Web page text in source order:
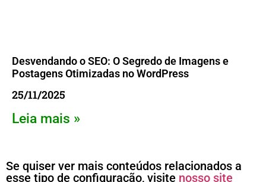
Desvendando o SEO: O Segredo de Imagens e
Postagens Otimizadas no WordPress
25/11/2025
Leia mais »
Se quiser ver mais conteúdos relacionados a
esse tipo de configuração, visite nosso site